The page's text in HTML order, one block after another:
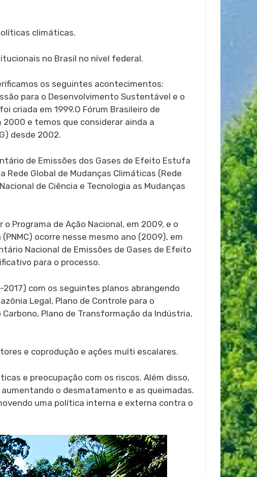
climáticas.
no Brasil no nível federal.
os seguintes acontecimentos:
para o Desenvolvimento Sustentável e o
criada em 1999.O Fórum Brasileiro de
e temos que considerar ainda a
desde 2002.
de Emissões dos Gases de Efeito Estufa
Global de Mudanças Climáticas (Rede
de Ciência e Tecnologia as Mudanças
Programa de Ação Nacional, em 2009, e o
ocorre nesse mesmo ano (2009), em
Nacional de Emissões de Gases de Efeito
para o processo.
com os seguintes planos abrangendo
Legal, Plano de Controle para o
Plano de Transformação da Indústria,
e coprodução e ações multi escalares.
e preocupação com os riscos. Além disso,
o desmatamento e as queimadas.
uma política interna e externa contra o